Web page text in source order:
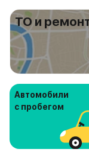
ТО и
Автомобили
с пробегом